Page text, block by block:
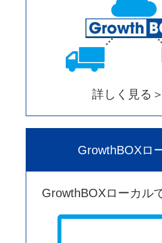
詳しく見る
GrowthBOXロ
GrowthBOXローカル